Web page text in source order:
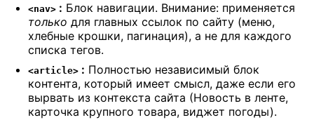
<nav> : Блок навигации. Внимание: применяется
только для главных ссылок по сайту (меню,
хлебные крошки, пагинация), а не для каждого
списка тегов.
<article> : Полностью независимый блок
контента, который имеет смысл, даже если его
вырвать из контекста сайта (Новость в ленте,
карточка крупного товара, виджет погоды).